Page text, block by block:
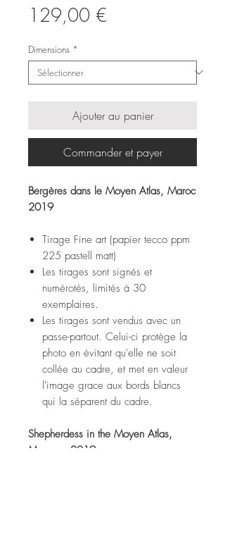
129,00 €
Dimensions *
Ajouter au panier
Commander et payer
Bergères dans le Moyen Atlas, Maroc
2019
Tirage Fine art (papier tecco ppm
225 pastell matt)
Les tirages sont signés et
numérotés, limités à 30
exemplaires.
Les tirages sont vendus avec un
passe-partout. Celui-ci protège la
photo en évitant qu'elle ne soit
collée au cadre, et met en valeur
l'image grace aux bords blancs
qui la séparent du cadre.
Shepherdess in the Moyen Atlas,
Morocco 2019